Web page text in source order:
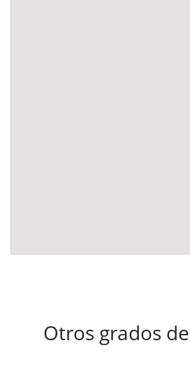
Otros grados